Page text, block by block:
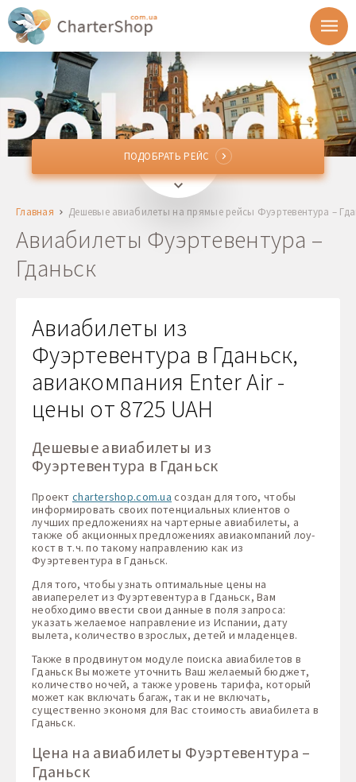
FUEФуэртевентура, Испания
GDN Гданьск, Польша
Отправление
1 + 0 + 0
ПОДОБРАТЬ РЕЙС
ПОДОБРАТЬ РЕЙС
Главная Дешевые авиабилеты на прямые рейсы Фуэртевентура –
Авиабилеты Фуэртевентура –
Гданьск
Авиабилеты из
Фуэртевентура в Гданьск,
авиакомпания Enter Air -
цены от 8725 UAH
Дешевые авиабилеты из
Фуэртевентура в Гданьск
Проект chartershop.com.ua создан для того, чтобы
информировать своих потенциальных клиентов о
лучших предложениях на чартерные авиабилеты, а
также об акционных предложениях авиакомпаний лоу-
кост в т.ч. по такому направлению как из
Фуэртевентура в Гданьск.
Для того, чтобы узнать оптимальные цены на
авиаперелет из Фуэртевентура в Гданьск, Вам
необходимо ввести свои данные в поля запроса:
указать желаемое направление из Испании, дату
вылета, количество взрослых, детей и младенцев.
Также в продвинутом модуле поиска авиабилетов в
Гданьск Вы можете уточнить Ваш желаемый бюджет,
количество ночей, а также уровень тарифа, который
может как включать багаж, так и не включать,
существенно экономя для Вас стоимость авиабилета в
Гданьск.
Цена на авиабилеты Фуэртевентура –
Гданьск